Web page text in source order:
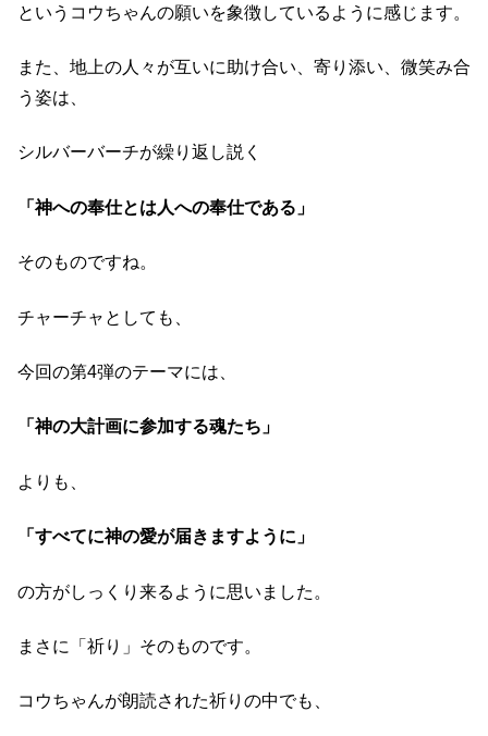
というコウちゃんの願いを象徴しているように感じます。
また、地上の人々が互いに助け合い、寄り添い、微笑み合
う姿は、
シルバーバーチが繰り返し説く
「神への奉仕とは人への奉仕である」
そのものですね。
チャーチャとしても、
今回の第4弾のテーマには、
「神の大計画に参加する魂たち」
よりも、
「すべてに神の愛が届きますように」
の方がしっくり来るように思いました。
まさに「祈り」そのものです。
コウちゃんが朗読された祈りの中でも、